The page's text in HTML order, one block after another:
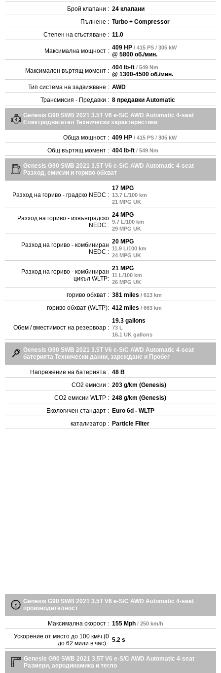
Брой клапани : 24 клапани
Пълнене : Turbo + Compressor
Степен на сгъстяване : 11.0
Максимална мощност : 409 HP / 415 PS / 305 kW
@ 5800 об./мин.
Максимален въртящ момент : 404 lb-ft / 549 Nm
@ 1300-4500 об./мин.
Тип система на задвижване : AWD
Трансмисия - Предавки : 8 предавки Automatic
Genesis G90 SWB 2021 3.5T V6 e-S/C AWD Automatic 4-seat
Електродвигател Технически характеристики
Обща мощност : 409 HP / 415 PS / 305 kW
Общ въртящ момент : 404 lb-ft / 549 Nm
Genesis G90 SWB 2021 3.5T V6 e-S/C AWD Automatic 4-seat
Разход, емисии и гориво обхват
Разход на гориво - градско NEDC :
17 MPG
13.7 L/100 km
21 MPG UK
Разход на гориво - извънградско
NEDC :
24 MPG
9.7 L/100 km
29 MPG UK
Разход на гориво - комбиниран
NEDC :
20 MPG
11.9 L/100 km
24 MPG UK
Разход на гориво - комбиниран
цикъл WLTP:
21 MPG
11 L/100 km
26 MPG UK
гориво обхват : 381 miles / 613 km
гориво обхват (WLTP): 412 miles / 663 km
Обем / вместимост на резервоар :
19.3 gallons
73 L
16.1 UK gallons
Genesis G90 SWB 2021 3.5T V6 e-S/C AWD Automatic 4-seat
батерията Технически данни, зареждане и Пробег
Напрежение на батерията : 48 В
CO2 емисии : 203 g/km (Genesis)
CO2 емисии WLTP : 248 g/km (Genesis)
Екологичен стандарт : Euro 6d - WLTP
катализатор : Particle Filter
Genesis G90 SWB 2021 3.5T V6 e-S/C AWD Automatic 4-seat
производителност
Максимална скорост : 155 Mph / 250 km/h
Ускорение от място до 100 км/ч (0
до 62 мили в час) : 5.2 s
Genesis G90 SWB 2021 3.5T V6 e-S/C AWD Automatic 4-seat
Размери, аеродинамика и тегло